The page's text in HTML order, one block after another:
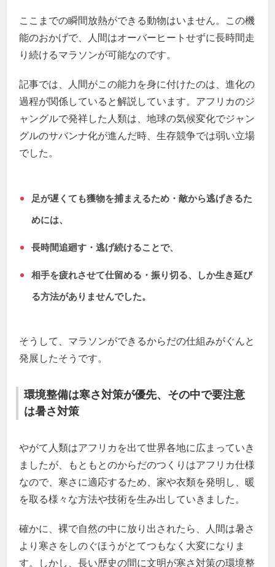
ここまでの瞬間放熱ができる動物はいません。この機
能のおかげで、人間はオーバーヒートせずに長時間走
り続けるマラソンが可能なのです。
記事では、人間がこの能力を身に付けたのは、進化の
過程が関係していると解説しています。アフリカのジ
ャングルで発祥した人類は、地球の気候変化でジャン
グルのサバンナ化が進んだ時、生存競争では弱い立場
でした。
足が遅くても獲物を捕まえるため・敵から逃げきるた
めには、
長時間追廻す・逃げ続けることで、
相手を疲れさせて仕留める・振り切る、しか生き延び
る方法がありませんでした。
そうして、マラソンができるからだの仕組みがぐんと
発展したそうです。
環境整備は寒さ対策が優先、その中で要注意
は暑さ対策
やがて人類はアフリカを出て世界各地に広まっていき
ましたが、もともとのからだのつくりはアフリカ仕様
なので、寒さに適応するため、家や衣類を発明し、暖
を取る様々な方法や技術を生み出していきました。
確かに、裸で自然の中に放り出されたら、人間は暑さ
より寒さをしのぐほうがとてつもなく大変になりま
す。しかし、長い歴史の間に文明が寒さ対策の環境整